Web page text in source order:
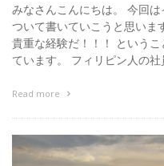
みなさんこんにちは。 今回
ついて書いていこうと思いま
貴重な経験だ！！！ という
ています。 フィリピン人の
Read more